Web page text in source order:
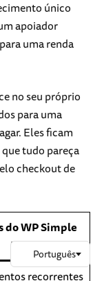
único
apoiador
uma renda
no seu próprio
para uma
Eles ficam
tudo pareça
checkout de
do WP Simple
Pay
recorrentes